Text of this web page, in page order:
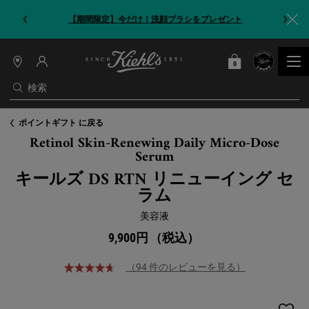
【期間限定】今だけ！洗顔ブラシをプレゼント
検索
店
情
報
カート
0
0 カート内の製品
ポイントギフト に戻る
Retinol Skin-Renewing Daily Micro-Dose
Serum
キールズ DS RTN リニューイング セ
ラム
美容液
9,900円 （税込）
（94 件のレビューを見る）